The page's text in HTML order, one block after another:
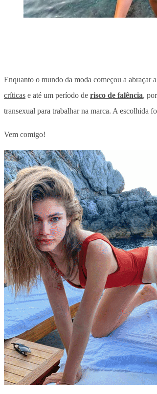
Enquanto o mundo da moda começou a abraçar
críticas e até um período de risco de falência,
transexual para trabalhar na marca. A escolhida
Vem comigo!